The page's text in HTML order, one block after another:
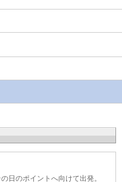
日のポイントへ向けて出発。